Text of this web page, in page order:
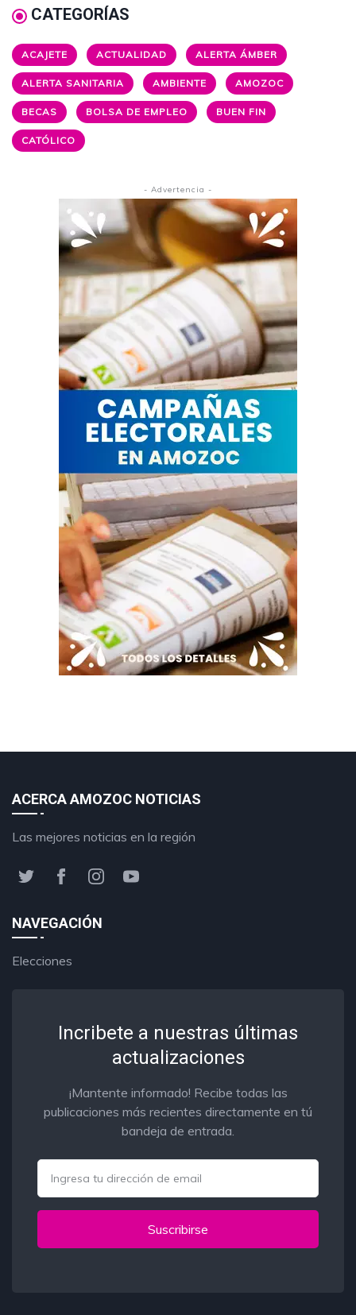
CATEGORÍAS
ACAJETE ACTUALIDAD ALERTA ÁMBER
ALERTA SANITARIA AMBIENTE AMOZOC
BECAS BOLSA DE EMPLEO BUEN FIN
CATÓLICO
- Advertencia -
ACERCA AMOZOC NOTICIAS
Las mejores noticias en la región
NAVEGACIÓN
Elecciones
Incribete a nuestras últimas
actualizaciones
¡Mantente informado! Recibe todas las
publicaciones más recientes directamente en tú
bandeja de entrada.
Suscribirse